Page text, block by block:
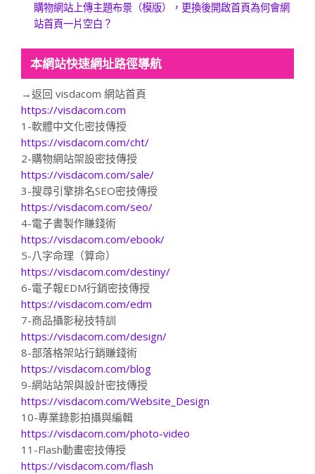
購物網站上傳主題布景（模版），更換後開啟首頁為何會網
站首頁一片空白？
本網站快速網址路徑導航
→返回 visdacom 網站首頁
https://visdacom.com
1-軟體中文化密技傳授
https://visdacom.com/cht/
2-購物網站架設密技傳授
https://visdacom.com/sale/
3-搜尋引擎排名SEO密技傳授
https://visdacom.com/seo/
4-電子書製作賺錢術
https://visdacom.com/ebook/
5-八字命理（算命）
https://visdacom.com/destiny/
6-電子報EDM行銷密技傳授
https://visdacom.com/edm
7-商品攝影秘技特訓
https://visdacom.com/design/
8-部落格架站行銷賺錢術
https://visdacom.com/blog
9-網站站架與設計密技傳授
https://visdacom.com/Website_Design
10-專業錄影拍攝與編輯
https://visdacom.com/photo-video
11-Flash動畫密技傳授
https://visdacom.com/flash